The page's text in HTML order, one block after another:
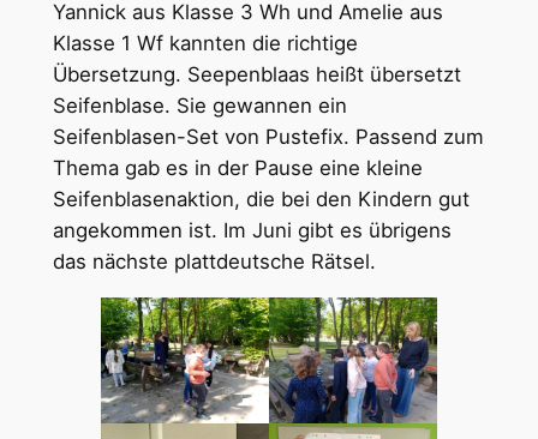
Yannick aus Klasse 3 Wh und Amelie aus
Klasse 1 Wf kannten die richtige
Übersetzung. Seepenblaas heißt übersetzt
Seifenblase. Sie gewannen ein
Seifenblasen-Set von Pustefix. Passend zum
Thema gab es in der Pause eine kleine
Seifenblasenaktion, die bei den Kindern gut
angekommen ist. Im Juni gibt es übrigens
das nächste plattdeutsche Rätsel.